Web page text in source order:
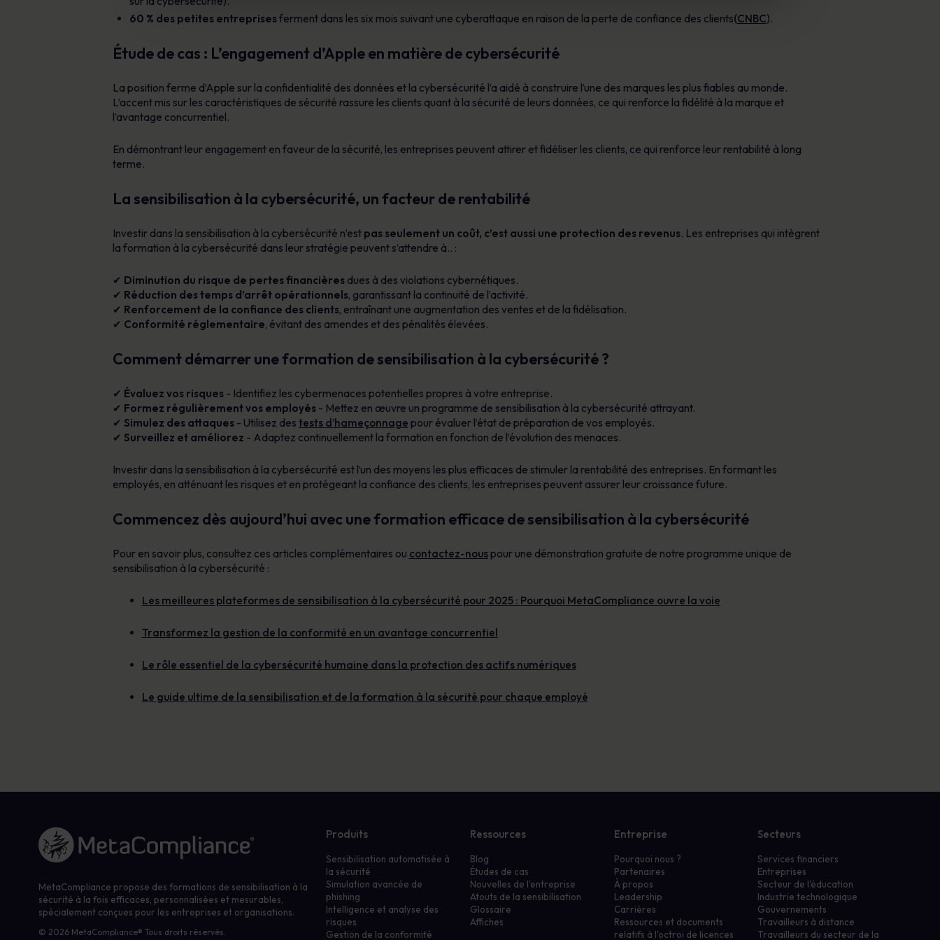
60 % des petites entreprisesferment dans les six mois suivant une cyberattaque en raison de la perte de confiance des clients(CNBC).
Étude de cas : L’engagement d’Apple en matière de cybersécurité
La position ferme d’Apple sur la confidentialité des données et la cybersécurité l’a aidé à construire l’une des marques les plus fiables au monde.
L’accent mis sur les caractéristiques de sécurité rassure les clients quant à la sécurité de leurs données, ce qui renforce la fidélité à la marque et
l’avantage concurrentiel.
En démontrant leur engagement en faveur de la sécurité, les entreprises peuvent attirer et fidéliser les clients, ce qui renforce leur rentabilité à long
terme.
La sensibilisation à la cybersécurité, un facteur de rentabilité
Investir dans la sensibilisation à la cybersécurité n’est pas seulement un coût, c’est aussi une protection des revenus. Les entreprises qui intègrent
la formation à la cybersécurité dans leur stratégie peuvent s’attendre à.. :
✔ Diminution du risque de pertes financièresdues à des violations cybernétiques.
✔ Réduction des temps d’arrêt opérationnels, garantissant la continuité de l’activité.
✔ Renforcement de la confiance des clients, entraînant une augmentation des ventes et de la fidélisation.
✔ Conformité réglementaire, évitant des amendes et des pénalités élevées.
Comment démarrer une formation de sensibilisation à la cybersécurité ?
✔ Évaluez vos risques- Identifiez les cybermenaces potentielles propres à votre entreprise.
✔ Formez régulièrement vos employés- Mettez en œuvre un programme de sensibilisation à la cybersécurité attrayant.
✔ Simulez des attaques- Utilisez des tests d’hameçonnage pour évaluer l’état de préparation de vos employés.
✔ Surveillez et améliorez - Adaptez continuellement la formation en fonction de l’évolution des menaces.
Investir dans la sensibilisation à la cybersécurité est l’un des moyens les plus efficaces de stimuler la rentabilité des entreprises. En formant les
employés, en atténuant les risques et en protégeant la confiance des clients, les entreprises peuvent assurer leur croissance future.
Commencez dès aujourd’hui avec une formation efficace de sensibilisation à la cybersécurité
Pour en savoir plus, consultez ces articles complémentaires ou contactez-nouspour une démonstration gratuite de notre programme unique de
sensibilisation à la cybersécurité :
Les meilleures plateformes de sensibilisation à la cybersécurité pour 2025 : Pourquoi MetaCompliance ouvre la voie
Transformez la gestion de la conformité en un avantage concurrentiel
Le rôle essentiel de la cybersécurité humaine dans la protection des actifs numériques
Le guide ultime de la sensibilisation et de la formation à la sécurité pour chaque employé
Lien vers la page d'accueil
MetaCompliance propose des formations de sensibilisation à la
sécurité à la fois efficaces, personnalisées et mesurables,
spécialement conçues pour les entreprises et organisations.
© 2026 MetaCompliance® Tous droits réservés.
Produits
Sensibilisation automatisée à
la sécurité
Simulation avancée de
phishing
Intelligence et analyse des
risques
Gestion de la conformité
Ressources
Blog
Études de cas
Nouvelles de l'entreprise
Atouts de la sensibilisation
Glossaire
Affiches
Entreprise
Pourquoi nous ?
Partenaires
À propos
Leadership
Carrières
Ressources et documents
relatifs à l'octroi de licences
Secteurs
Services financiers
Entreprises
Secteur de l'éducation
Industrie technologique
Gouvernements
Travailleurs à distance
Travailleurs du secteur de la